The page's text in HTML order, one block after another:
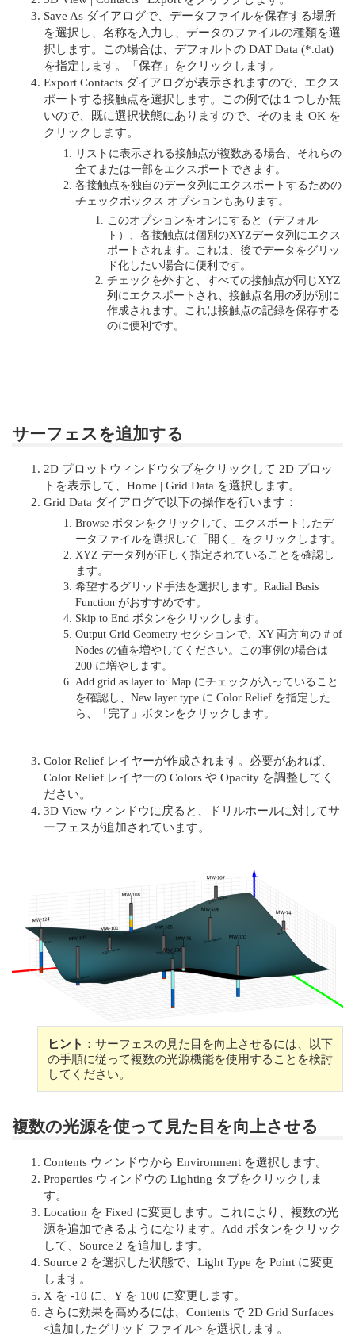
Save As ダイアログで、データファイルを保存する場所
を選択し、名称を入力し、データのファイルの種類を選
択します。この場合は、デフォルトの DAT Data (*.dat)
を指定します。「保存」をクリックします。
Export Contacts ダイアログが表示されますので、エクス
ポートする接触点を選択します。この例では１つしか無
いので、既に選択状態にありますので、そのまま OK を
クリックします。
リストに表示される接触点が複数ある場合、それらの
全てまたは一部をエクスポートできます。
各接触点を独自のデータ列にエクスポートするための
チェックボックス オプションもあります。
このオプションをオンにすると（デフォル
ト）、各接触点は個別のXYZデータ列にエクス
ポートされます。これは、後でデータをグリッ
ド化したい場合に便利です。
チェックを外すと、すべての接触点が同じXYZ
列にエクスポートされ、接触点名用の列が別に
作成されます。これは接触点の記録を保存する
のに便利です。
サーフェスを追加する
2D プロットウィンドウタブをクリックして 2D プロッ
トを表示して、Home | Grid Data を選択します。
Grid Data ダイアログで以下の操作を行います：
Browse ボタンをクリックして、エクスポートしたデ
ータファイルを選択して「開く」をクリックします。
XYZ データ列が正しく指定されていることを確認し
ます。
希望するグリッド手法を選択します。Radial Basis
Function がおすすめです。
Skip to End ボタンをクリックします。
Output Grid Geometry セクションで、XY 両方向の # of
Nodes の値を増やしてください。この事例の場合は
200 に増やします。
Add grid as layer to: Map にチェックが入っていること
を確認し、New layer type に Color Relief を指定した
ら、「完了」ボタンをクリックします。
Color Relief レイヤーが作成されます。必要があれば、
Color Relief レイヤーの Colors や Opacity を調整してく
ださい。
3D View ウィンドウに戻ると、ドリルホールに対してサ
ーフェスが追加されています。
ヒント ：サーフェスの見た目を向上させるには、以下
の手順に従って複数の光源機能を使用することを検討
してください。
複数の光源を使って見た目を向上させる
Contents ウィンドウから Environment を選択します。
Properties ウィンドウの Lighting タブをクリックしま
す。
Location を Fixed に変更します。これにより、複数の光
源を追加できるようになります。Add ボタンをクリック
して、Source 2 を追加します。
Source 2 を選択した状態で、Light Type を Point に変更
します。
X を -10 に、Y を 100 に変更します。
さらに効果を高めるには、Contents で 2D Grid Surfaces |
<追加したグリッド ファイル> を選択します。